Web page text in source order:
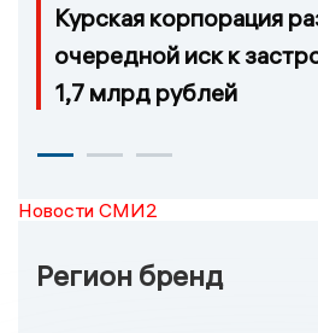
Курская корпорация
очередной иск к
1,7 млрд рублей
Новости СМИ2
Регион бренд